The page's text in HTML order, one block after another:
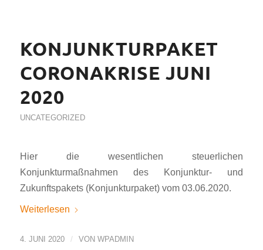
KONJUNKTURPAKET
CORONAKRISE JUNI
2020
UNCATEGORIZED
Hier die wesentlichen steuerlichen
Konjunkturmaßnahmen des Konjunktur- und
Zukunftspakets (Konjunkturpaket) vom 03.06.2020.
Weiterlesen
4. JUNI 2020 / VON WPADMIN